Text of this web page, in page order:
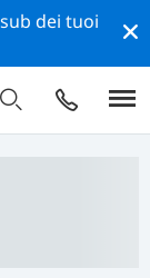
dei tuoi